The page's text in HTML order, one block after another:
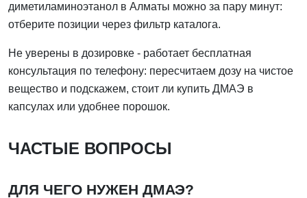
диметиламиноэтанол в Алматы можно за пару минут:
отберите позиции через фильтр каталога.
Не уверены в дозировке - работает бесплатная
консультация по телефону: пересчитаем дозу на чистое
вещество и подскажем, стоит ли купить ДМАЭ в
капсулах или удобнее порошок.
ЧАСТЫЕ ВОПРОСЫ
ДЛЯ ЧЕГО НУЖЕН ДМАЭ?